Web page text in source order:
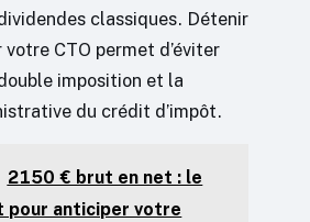
classiques. Détenir
CTO permet d’éviter
imposition et la
du crédit d’impôt.
2150 € brut en net : le
pour anticiper votre